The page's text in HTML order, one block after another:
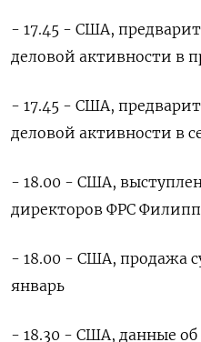
- 17.45 - США,
деловой активности в
- 17.45 - США,
деловой активности в
- 18.00 - США,
директоров ФРС
- 18.00 - США, продажа
январь
- 18.30 - США, данные